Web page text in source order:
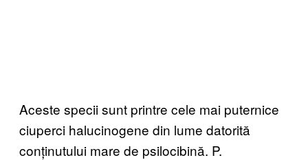
Aceste specii sunt printre cele mai puternice
ciuperci halucinogene din lume datorită
conținutului mare de psilocibină. P.